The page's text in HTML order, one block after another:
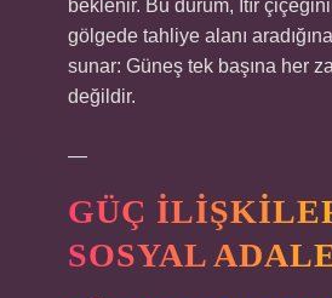
beklenir. Bu durum, Itır
gölgede tahliye alanı
sunar: Güneş tek başına her
değildir.
—
GÜÇ
SOSYAL